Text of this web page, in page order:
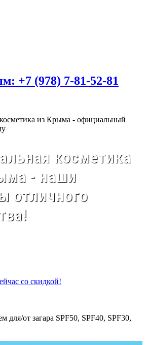
+7 (978) 7-81-52-81
косметика
- наши
отличного
со скидкой!